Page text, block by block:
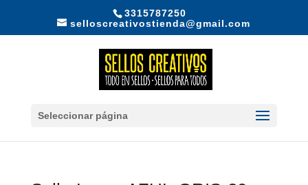
3315787250
selloscreativostienda@gmail.com
Seleccionar página